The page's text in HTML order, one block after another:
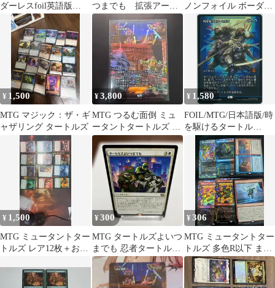
ダーレスfoil英語版
Trouble in Pairs
つまでも 拡張アー
ト 英語
ノンフォイル ボーダー
レス
¥ 1,500
MTG マジック：ザ・ギ
ャザリング タートルズ
¥3,800
MTG つるむ面倒 ミュ
ータントタートルズ 日
本語版 foil
¥ 1,580
FOIL/MTG/日本語版/時
を駆けるタートル
ズ/Turtles in Time/ジャ
パン・ショーケース/ミ
ュータント タートル
ズ/TMT0284
¥ 1,500
MTG ミュータントター
トルズ レア12枚＋おま
¥300
MTG タートルズよいつ
までも 忍者タートルズ
コラボ
¥306
MTG ミュータントター
トルズ 多色R以下 まと
め売り 6枚